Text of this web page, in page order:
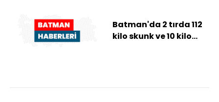
Batman'da 2 tırda 112
kilo skunk ve 10 kilo